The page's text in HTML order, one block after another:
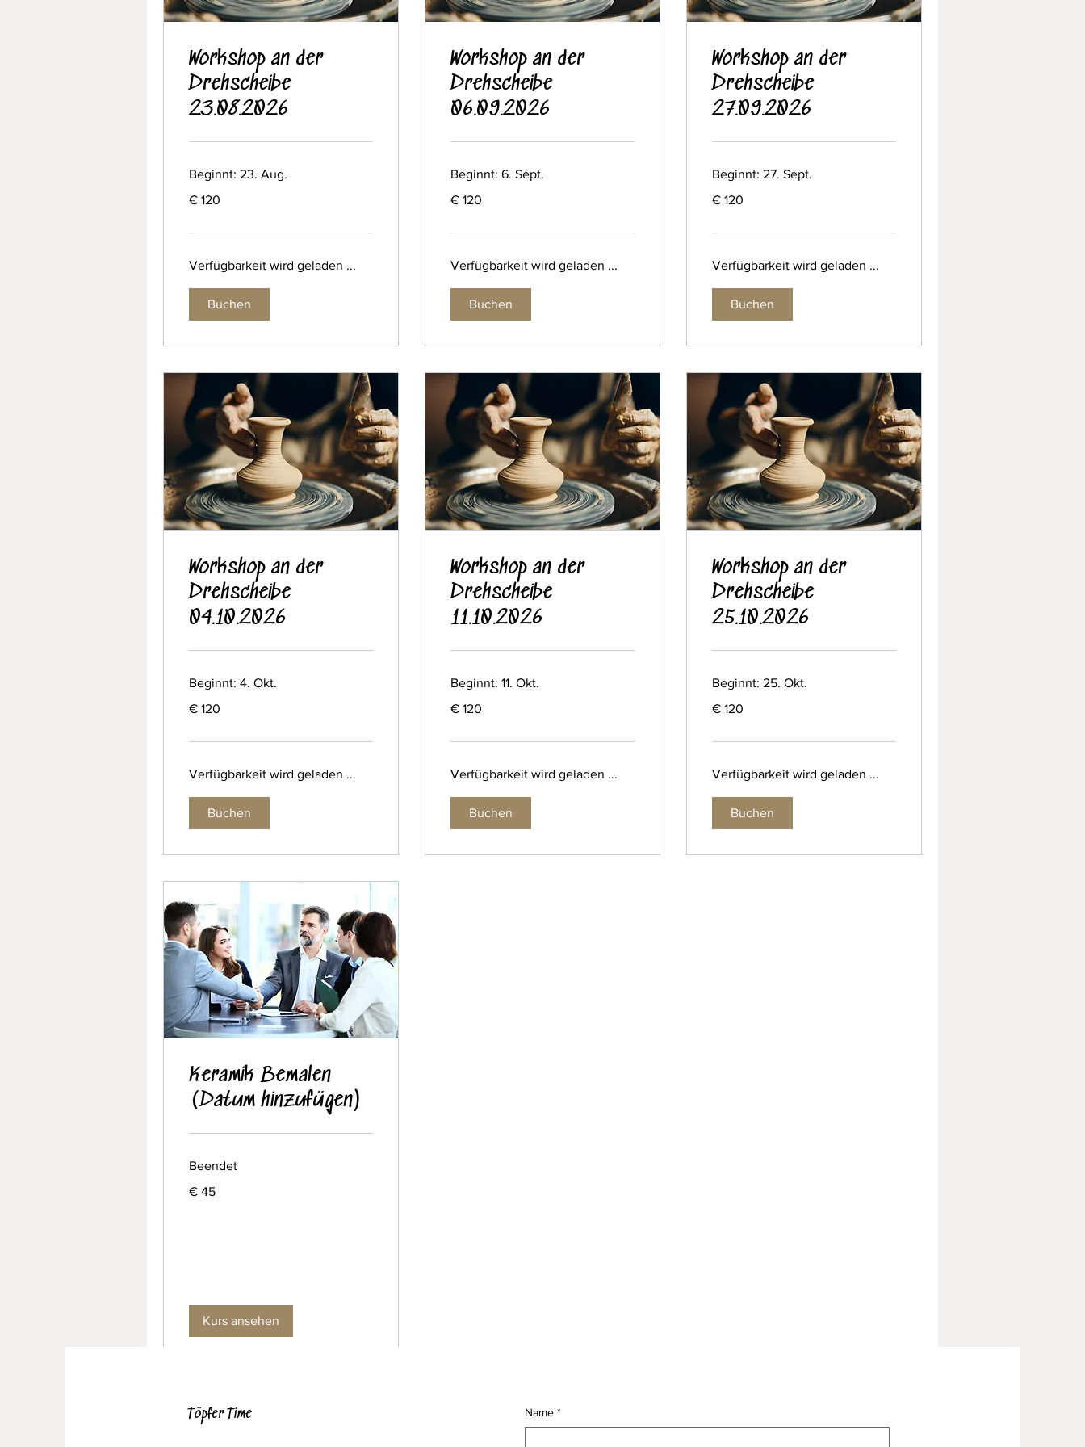
Workshop an der
Drehscheibe
23.08.2026
Beginnt: 23. Aug.
Euro
€ 120
Verfügbarkeit wird geladen ...
Buchen
Workshop an der
Drehscheibe
06.09.2026
Beginnt: 6. Sept.
Euro
€ 120
Verfügbarkeit wird geladen ...
Buchen
Workshop an der
Drehscheibe
27.09.2026
Beginnt: 27. Sept.
Euro
€ 120
Verfügbarkeit wird geladen ...
Buchen
Workshop an der
Drehscheibe
04.10.2026
Beginnt: 4. Okt.
Euro
€ 120
Verfügbarkeit wird geladen ...
Buchen
Workshop an der
Drehscheibe
11.10.2026
Beginnt: 11. Okt.
Euro
€ 120
Verfügbarkeit wird geladen ...
Buchen
Workshop an der
Drehscheibe
25.10.2026
Beginnt: 25. Okt.
Euro
€ 120
Verfügbarkeit wird geladen ...
Buchen
Keramik Bemalen
(Datum hinzufügen)
Beendet
Euro
€ 45
Kurs ansehen
Töpfer Time Name *